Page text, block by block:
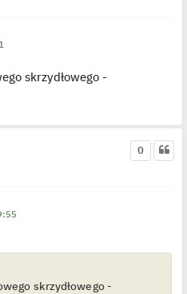
skrzydłowego -
0
skrzydłowego -